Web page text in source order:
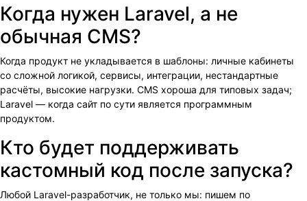
Когда нужен Laravel, а не
обычная CMS?
Когда продукт не укладывается в шаблоны: личные кабинеты
со сложной логикой, сервисы, интеграции, нестандартные
расчёты, высокие нагрузки. CMS хороша для типовых задач;
Laravel — когда сайт по сути является программным
продуктом.
Кто будет поддерживать
кастомный код после запуска?
Любой Laravel-разработчик, не только мы: пишем по